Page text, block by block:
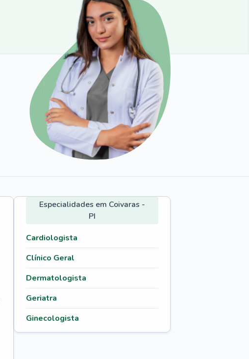
Especialidades em Coivaras -
PI
Cardiologista
Clínico Geral
Dermatologista
Geriatra
Ginecologista